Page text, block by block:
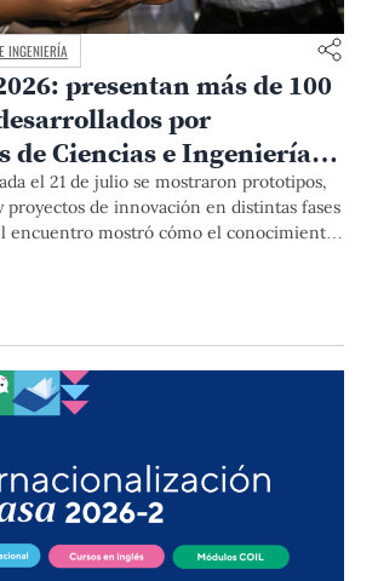
INGENIERÍA
presentan más de 100
por
de Ciencias e Ingeniería
a atender
del país
el 21 de julio se mostraron prototipos,
proyectos de innovación en distintas fases
encuentro mostró cómo el conocimiento
puede responder a desafíos concretos